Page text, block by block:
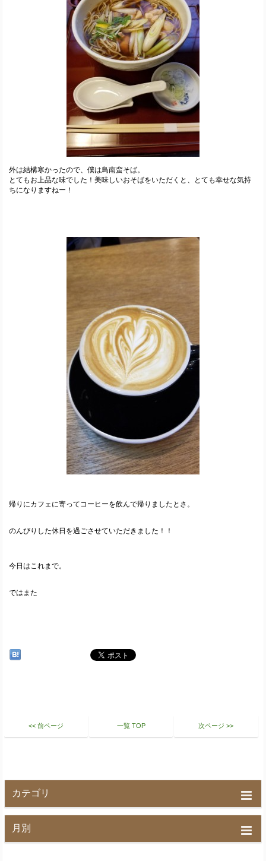
外は結構寒かったので、僕は鳥南蛮そば。
とてもお上品な味でした！美味しいおそばをいただくと、とても幸せな気持
ちになりますねー！
帰りにカフェに寄ってコーヒーを飲んで帰りましたとさ。
のんびりした休日を過ごさせていただきました！！
今日はこれまで。
ではまた
<< 前ページ 一覧 TOP 次ページ >>
カテゴリ
月別